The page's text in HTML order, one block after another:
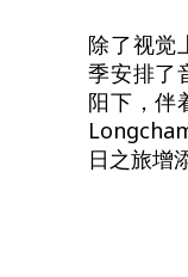
除了视觉
季安排了
阳下，伴
日之旅增